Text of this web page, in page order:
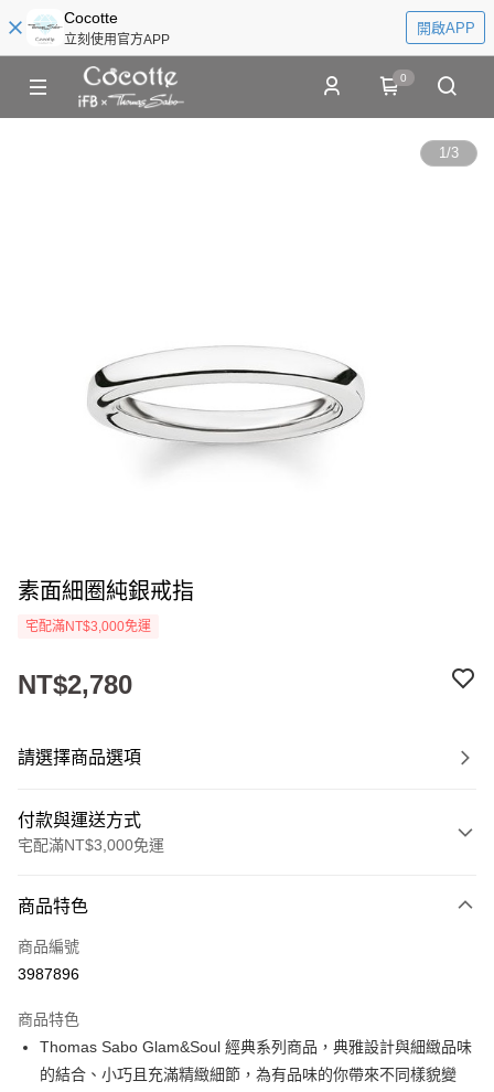
Cocotte
立刻使用官方APP
開啟APP
0
1/3
素面細圈純銀戒指
宅配滿NT$3,000免運
NT$2,780
請選擇商品選項
付款與運送方式
宅配滿NT$3,000免運
信用卡一次付款
LINE Pay
街口支付
悠遊付
商品特色
商品編號
3987896
商品特色
Thomas Sabo Glam&Soul 經典系列商品，典雅設計與細緻品味
的結合、小巧且充滿精緻細節，為有品味的你帶來不同樣貌變